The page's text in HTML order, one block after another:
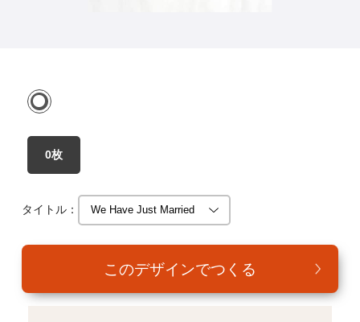
お問い合わせ
0枚
タイトル：